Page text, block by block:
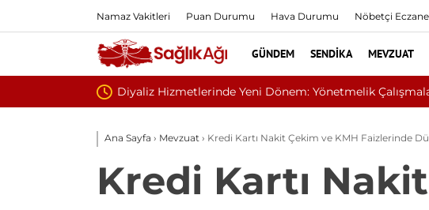
Namaz Vakitleri Puan Durumu Hava Durumu Nöbetçi
GÜNDEM SENDIKA MEVZUAT
Sivilce Sandı, Cilt Kanseri Çıktı:
Ana Sayfa › Mevzuat › Kredi Kartı Nakit Çekim ve KMH Faizlerinde
Kredi Kartı